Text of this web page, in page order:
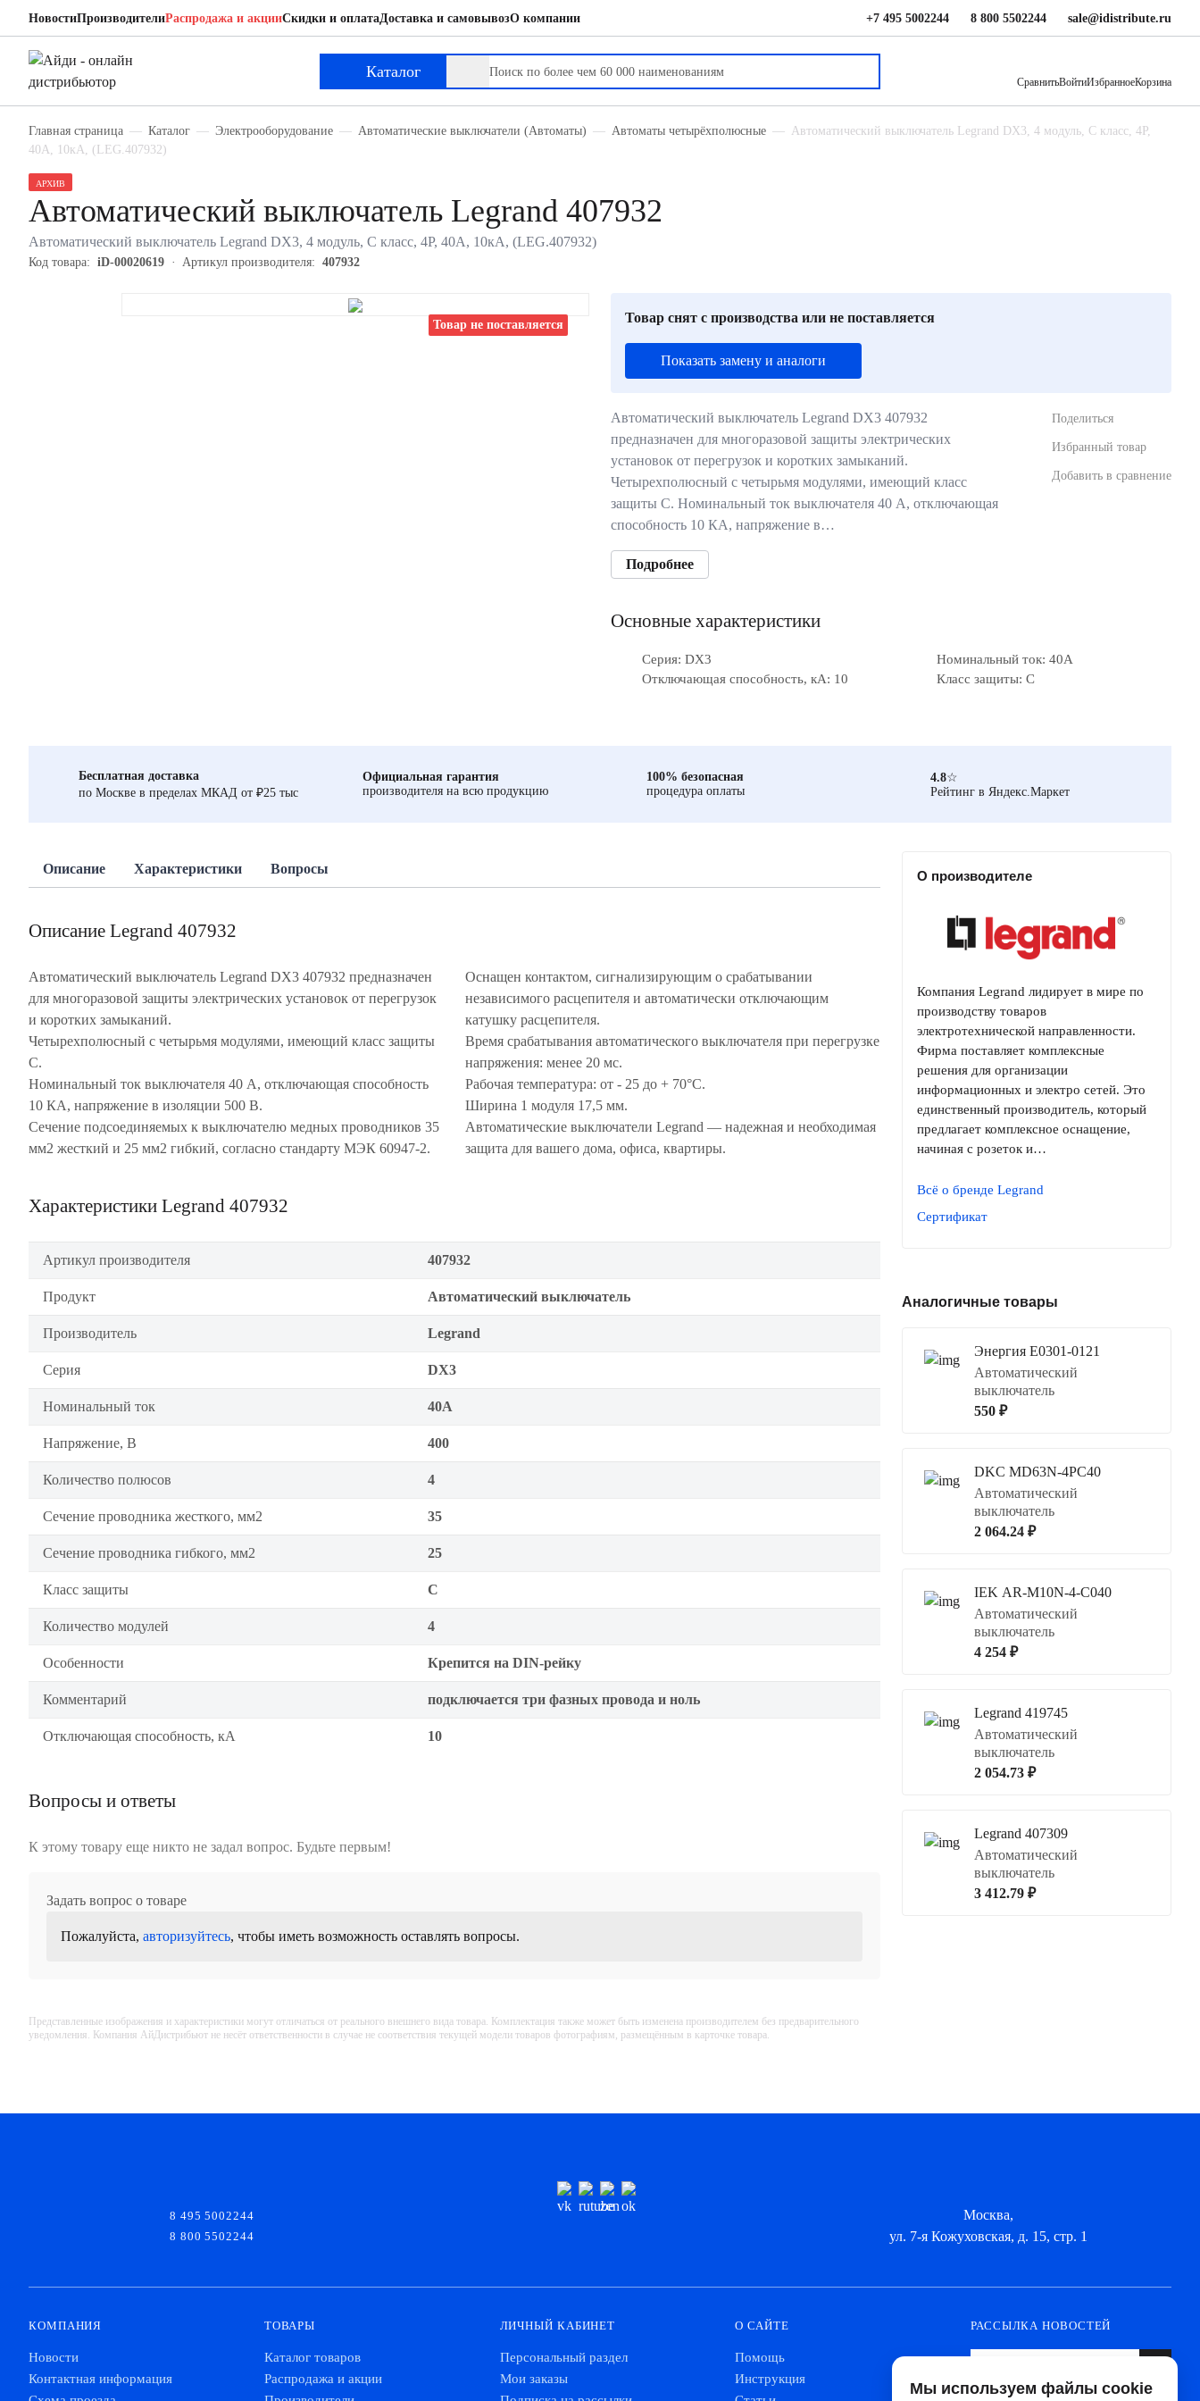
НовостиПроизводителиРаспродажа и акцииСкидки и оплатаДоставка и самовывозО компании +7 495 5002244 8 800 5502244 sale@idistribute.ru
Каталог
СравнитьВойтиИзбранноеКорзина
Главная страница Каталог Электрооборудование Автоматические выключатели (Автоматы) Автоматы четырёхполюсные
Автоматический выключатель Legrand DX3, 4 модуль, C класс, 4P,
40А, 10кА, (LEG.407932)
Товар не поставляется
АРХИВ
Автоматический выключатель Legrand 407932
Автоматический выключатель Legrand DX3, 4 модуль, C класс, 4P, 40А, 10кА, (LEG.407932)
Код товара: iD-00020619 Артикул производителя: 407932
Товар снят с производства или не поставляется
Показать замену и аналоги
Автоматический выключатель Legrand DX3 407932
предназначен для многоразовой защиты электрических
установок от перегрузок и коротких замыканий.
Четырехполюсный с четырьмя модулями, имеющий класс
защиты С. Номинальный ток выключателя 40 А, отключающая
способность 10 КА, напряжение в…
Подробнее
Поделиться
Избранный товар
Добавить в сравнение
Основные характеристики
Серия: DX3
Номинальный ток: 40А
Отключающая способность, кА: 10
Класс защиты: C
Бесплатная доставка
по Москве в пределах МКАД от ₽25 тыс
Официальная гарантия
производителя на всю продукцию
100% безопасная
процедура оплаты
4.8☆
Рейтинг в Яндекс.Маркет
Описание Характеристики Вопросы
Описание Legrand 407932
Автоматический выключатель Legrand DX3 407932 предназначен
для многоразовой защиты электрических установок от перегрузок
и коротких замыканий.
Четырехполюсный с четырьмя модулями, имеющий класс защиты
С.
Номинальный ток выключателя 40 А, отключающая способность
10 КА, напряжение в изоляции 500 В.
Сечение подсоединяемых к выключателю медных проводников 35
мм2 жесткий и 25 мм2 гибкий, согласно стандарту МЭК 60947-2.
Оснащен контактом, сигнализирующим о срабатывании
независимого расцепителя и автоматически отключающим
катушку расцепителя.
Время срабатывания автоматического выключателя при перегрузке
напряжения: менее 20 мс.
Рабочая температура: от - 25 до + 70°С.
Ширина 1 модуля 17,5 мм.
Автоматические выключатели Legrand — надежная и необходимая
защита для вашего дома, офиса, квартиры.
Характеристики Legrand 407932
Артикул производителя 407932
Продукт Автоматический выключатель
Производитель Legrand
Серия DX3
Номинальный ток 40А
Напряжение, В 400
Количество полюсов 4
Сечение проводника жесткого, мм2 35
Сечение проводника гибкого, мм2 25
Класс защиты C
Количество модулей 4
Особенности Крепится на DIN-рейку
Комментарий подключается три фазных провода и ноль
Отключающая способность, кА 10
Вопросы и ответы
К этому товару еще никто не задал вопрос. Будьте первым!
Задать вопрос о товаре
Пожалуйста, авторизуйтесь, чтобы иметь возможность оставлять вопросы.
Представленные изображения и характеристики могут отличаться от реального внешнего вида товара. Комплектация также может быть изменена производителем без предварительного
уведомления. Компания АйДистрибьют не несёт ответственности в случае не соответствия текущей модели товаров фотографиям, размещённым в карточке товара.
О производителе
Компания Legrand лидирует в мире по
производству товаров
электротехнической направленности.
Фирма поставляет комплексные
решения для организации
информационных и электро сетей. Это
единственный производитель, который
предлагает комплексное оснащение,
начиная с розеток и…
Всё о бренде Legrand
Сертификат
Аналогичные товары
Энергия Е0301-0121
Автоматический
выключатель
550 ₽
DKC MD63N-4PC40
Автоматический
выключатель
2 064.24 ₽
IEK AR-M10N-4-C040
Автоматический
выключатель
4 254 ₽
Legrand 419745
Автоматический
выключатель
2 054.73 ₽
Legrand 407309
Автоматический
выключатель
3 412.79 ₽
Legrand 407932
Автоматический выключатель
8 495 5002244
8 800 5502244
Москва,
ул. 7-я Кожуховская, д. 15, стр. 1
КОМПАНИЯ
Новости
Контактная информация
ТОВАРЫ
Каталог товаров
Распродажа и акции
ЛИЧНЫЙ КАБИНЕТ
Персональный раздел
Мои заказы
О САЙТЕ
Помощь
Инструкция
РАССЫЛКА НОВОСТЕЙ
Мы используем файлы cookie